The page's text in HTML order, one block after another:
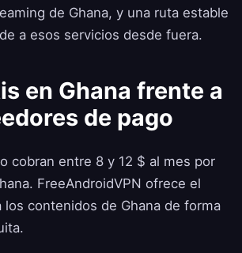
de Ghana, y una ruta estable
a esos servicios desde fuera.
en Ghana frente a
de pago
cobran entre 8 y 12 $ al mes por
FreeAndroidVPN ofrece el
los contenidos de Ghana de forma